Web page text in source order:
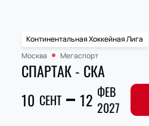
Континентальная Хоккейная Лига
Москва
Мегаспорт
СПАРТАК - СКА
10 СЕНТ 12 ФЕВ
2027